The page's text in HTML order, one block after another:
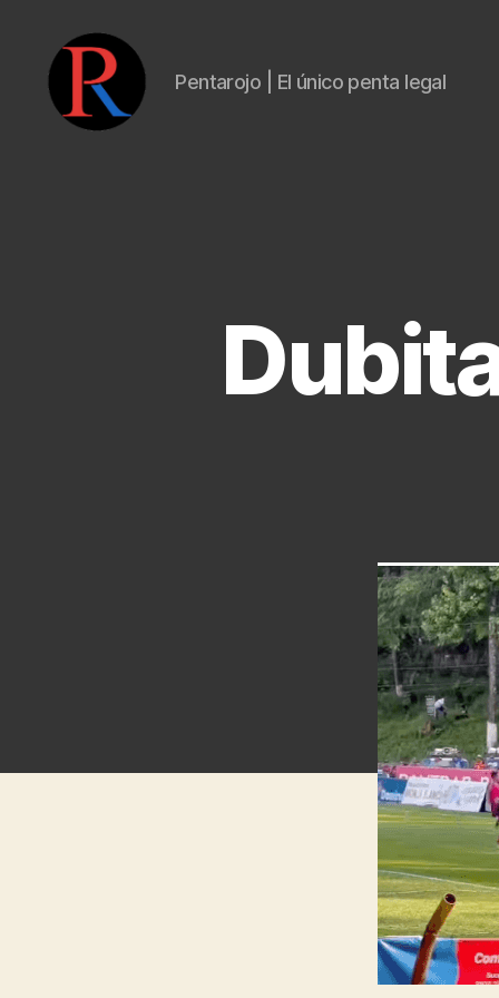
Pentarojo | El único penta legal